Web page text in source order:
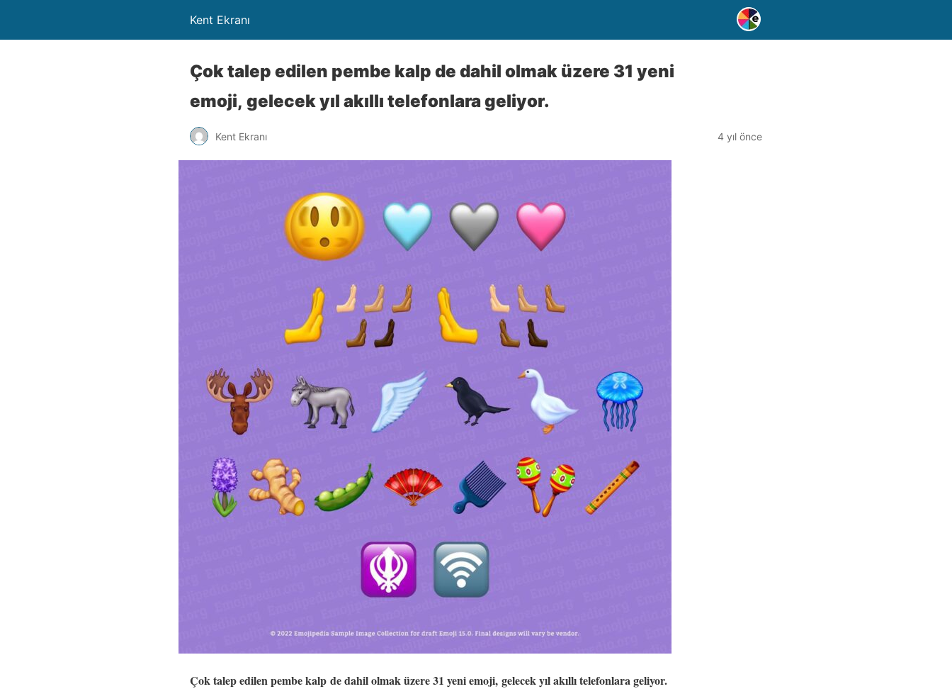
Kent Ekranı
Çok talep edilen pembe kalp de dahil olmak üzere 31 yeni
emoji, gelecek yıl akıllı telefonlara geliyor.
Kent Ekranı 4 yıl önce
Çok talep edilen pembe kalp de dahil olmak üzere 31 yeni emoji, gelecek yıl akıllı telefonlara geliyor.